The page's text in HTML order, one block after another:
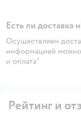
Есть ли доставка
Осуществляем
информацией можно
и оплата"
Рейтинг и